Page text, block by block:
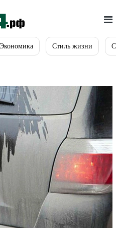
Экономика Стиль жизни